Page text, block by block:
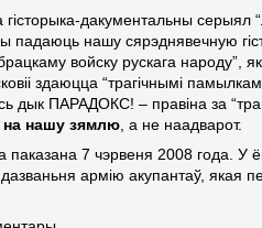
дакументальны серыял
нашу сярэднявечную
войску рускага народу”,
здаюцца “трагічнымі
дык ПАРАДОКС! – правіна за
на нашу зямлю , а не наадварот.
7 чэрвеня 2008 года. У
армію акупантаў, якая